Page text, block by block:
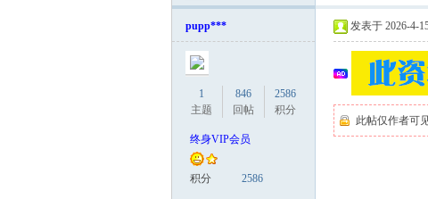
pupp***
1
主题
846
回帖
2586
积分
终身VIP会员
积分 2586
发表于 2026-4-
此帖仅作者可